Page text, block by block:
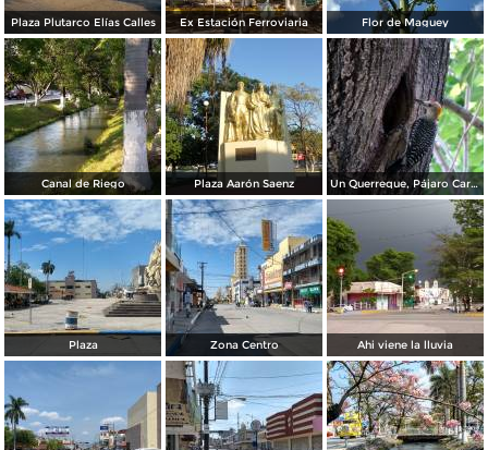
Plaza Plutarco Elías Calles Ex Estación Ferroviaria Flor de Maguey
Canal de Riego Plaza Aarón Saenz Un Querreque, Pájaro Carpintero
Plaza Zona Centro Ahi viene la lluvia